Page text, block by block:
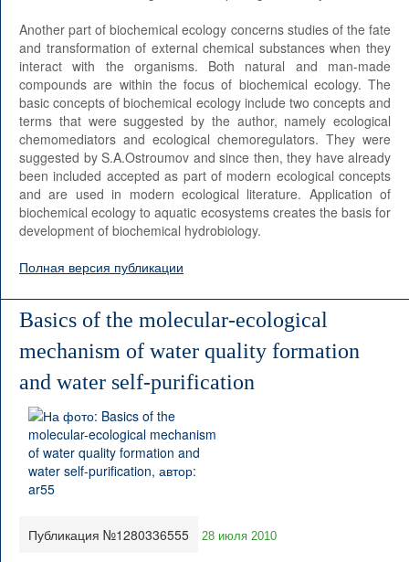
Another part of biochemical ecology concerns studies of the fate
and transformation of external chemical substances when they
interact with the organisms. Both natural and man-made
compounds are within the focus of biochemical ecology. The
basic concepts of biochemical ecology include two concepts and
terms that were suggested by the author, namely ecological
chemomediators and ecological chemoregulators. They were
suggested by S.A.Ostroumov and since then, they have already
been included accepted as part of modern ecological concepts
and are used in modern ecological literature. Application of
biochemical ecology to aquatic ecosystems creates the basis for
development of biochemical hydrobiology.
Полная версия публикации
Basics of the molecular-ecological
mechanism of water quality formation
and water self-purification
Публикация №1280336555 28 июля 2010